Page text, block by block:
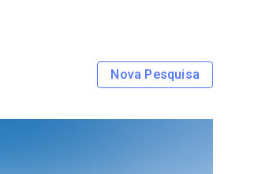
Nova Pesquisa